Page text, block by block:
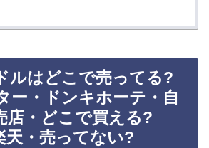
ルはどこで売ってる?
ー・ドンキホーテ・自
店・どこで買える?
天・売ってない?